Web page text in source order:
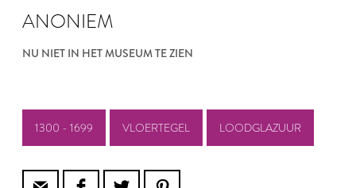
ANONIEM
NU NIET IN HET MUSEUM TE ZIEN
1300 - 1699 VLOERTEGEL LOODGLAZUUR